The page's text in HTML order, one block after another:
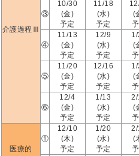
介護過程Ⅲ
③
10/30
(金)
予定
11/18
(水)
予定
(
④
11/13
(金)
予定
12/9
(水)
予定
(
⑤
11/20
(金)
予定
12/16
(水)
予定
(
⑥
12/4
(金)
予定
1/13
(水)
予定
2/
(
医療的
①
12/10
(木)
予定
1/20
(水)
予定
(